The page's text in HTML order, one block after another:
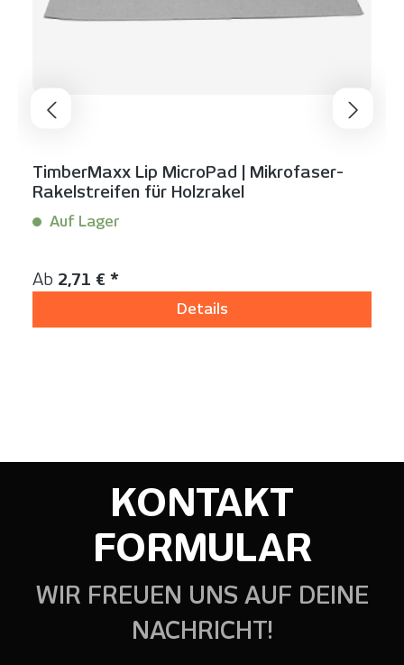
TimberMaxx Lip MicroPad | Mikrofaser-
Rakelstreifen für Holzrakel
Auf Lager
Regulärer Preis:
Ab 2,71 € *
Details
KONTAKT
FORMULAR
WIR FREUEN UNS AUF DEINE
NACHRICHT!